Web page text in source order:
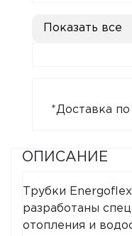
Показать все
*Доставка
ОПИСАНИЕ
Трубки
разработаны
отопления и